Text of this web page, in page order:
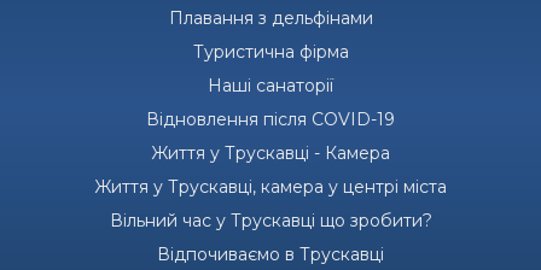
Плавання з дельфінами
Туристична фірма
Наші санаторії
Відновлення після COVID-19
Життя у Трускавці - Камера
Життя у Трускавці, камера у центрі міста
Вільний час у Трускавці що зробити?
Відпочиваємо в Трускавці